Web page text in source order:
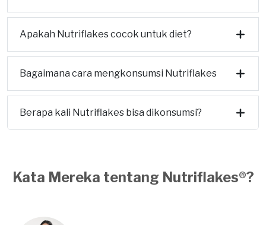
Apakah Nutriflakes cocok untuk diet?
Bagaimana cara mengkonsumsi Nutriflakes
Berapa kali Nutriflakes bisa dikonsumsi?
Kata Mereka tentang Nutriflakes®?